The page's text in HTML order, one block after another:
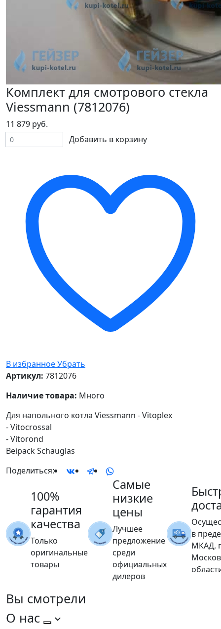
Комплект для смотрового стекла
Viessmann (7812076)
11 879 руб.
Добавить в корзину
В избранноеУбрать
Артикул: 7812076
Наличие товара: Много
Для напольного котла Viessmann - Vitoplex
- Vitocrossal
- Vitorond
Beipack Schauglas
Поделиться:
100%
гарантия
качества
Только
оригинальные
товары
Самые
низкие
цены
Лучшее
предложение
среди
официальных
дилеров
в
МКАД,
Вы смотрели
О нас